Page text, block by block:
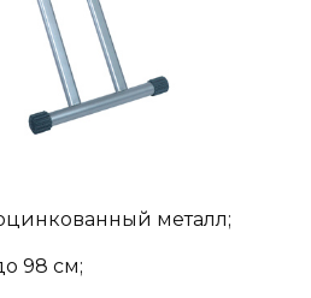
металл;
98 см;